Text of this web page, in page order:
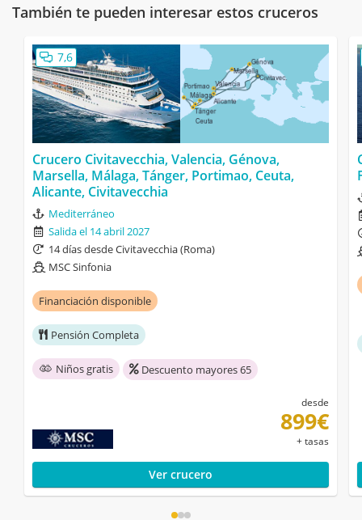
También te pueden interesar estos cruceros
7,6
Crucero Civitavecchia, Valencia, Génova,
Marsella, Málaga, Tánger, Portimao, Ceuta,
Alicante, Civitavecchia
Mediterráneo
Salida el 14 abril 2027
14 días desde Civitavecchia (Roma)
MSC Sinfonia
Financiación disponible
Pensión Completa
Niños gratis Descuento mayores 65
desde
899€
+ tasas
Ver crucero